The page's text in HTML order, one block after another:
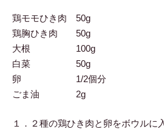
鶏モモひき肉 50g
鶏胸ひき肉 50g
大根 100g
白菜 50g
卵 1/2個分
ごま油 2g
１．２種の鶏ひき肉と卵をボウルに